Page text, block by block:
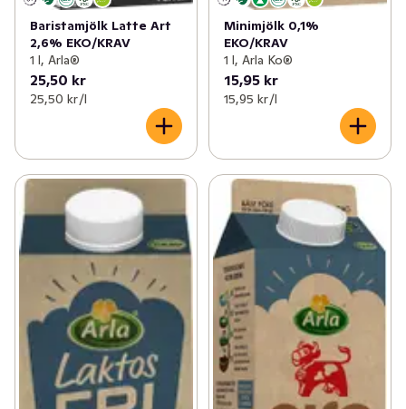
Baristamjölk Latte Art
2,6% EKO/KRAV
1 l, Arla®
25,50 kr
25,50 kr /l
Minimjölk 0,1%
EKO/KRAV
1 l, Arla Ko®
15,95 kr
15,95 kr /l